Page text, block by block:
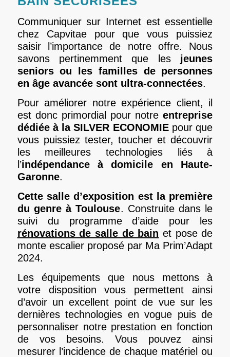
Communiquer sur Internet est essentielle
chez Capvitae pour que vous puissiez
saisir l’importance de notre offre. Nous
savons pertinemment que les jeunes
seniors ou les familles de personnes
en âge avancée sont ultra-connectées.
Pour améliorer notre expérience client, il
est donc primordial pour notre entreprise
dédiée à la SILVER ECONOMIEpour que
vous puissiez tester, toucher et découvrir
les meilleures technologies liés à
l’indépendance à domicile en Haute-
Garonne.
Cette salle d’exposition est la première
du genre à Toulouse. Construite dans le
suivi du programme d’aide pour les
rénovations de salle de bain et pose de
monte escalier proposé par Ma Prim’Adapt
2024.
Les équipements que nous mettons à
votre disposition vous permettent ainsi
d’avoir un excellent point de vue sur les
dernières technologies en vogue puis de
personnaliser notre prestation en fonction
de vos besoins. Vous pouvez ainsi
mesurer l’incidence de chaque matériel ou